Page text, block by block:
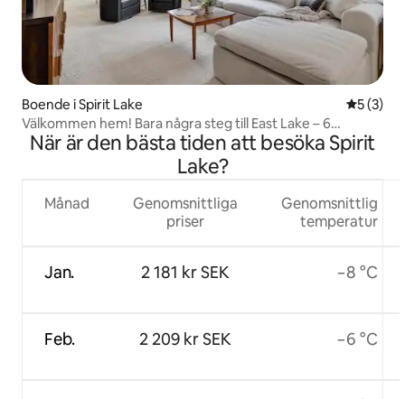
Boende i Spirit Lake 5 av 5 i
5 (3)
Välkommen hem! Bara några steg till East Lake – 6
sovplatser
När är den bästa tiden att besöka Spirit
Lake?
Månad
Jan.
Feb.
Genomsnittliga
priser
2 181 kr SEK
2 209 kr SEK
Genomsnittlig
temperatur
−8 °C
−6 °C